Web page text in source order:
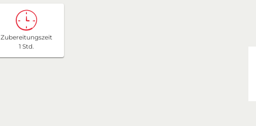
Zubereitungszeit
1 Std.